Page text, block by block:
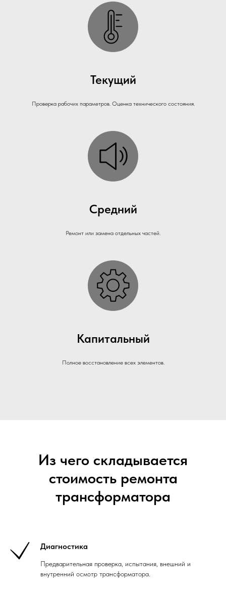
Текущий
Проверка рабочих параметров. Оценка технического состояния.
Средний
Ремонт или замена отдельных частей.
Капитальный
Полное восстановление всех элементов.
Из чего складывается
стоимость ремонта
трансформатора
Диагностика
Предварительная проверка, испытания, внешний и
внутренний осмотр трансформатора.